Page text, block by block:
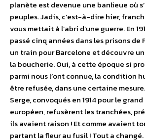
planète est devenue une banlieue où
peuples. Jadis, c’est-à-dire hier,
vous mettait à l’abri d’une guerre. En
passé cinq années dans les prisons de
un train pour Barcelone et découvre
la boucherie. Oui, à cette époque si
parmi nous l’ont connue, la condition
être refusée, dans une certaine
Serge, convoqués en 1914 pour le
européen, refusèrent les tranchées,
ils avaient raison ! Et comme avaient
partant la fleur au fusil ! Tout a